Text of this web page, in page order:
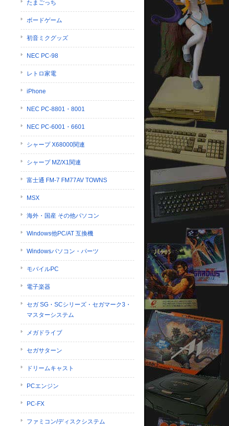
たまごっち
ボードゲーム
初音ミクグッズ
NEC PC-98
レトロ家電
iPhone
NEC PC-8801・8001
NEC PC-6001・6601
シャープ X68000関連
シャープ MZ/X1関連
富士通 FM-7 FM77AV TOWNS
MSX
海外・国産 その他パソコン
Windows他PC/AT 互換機
Windowsパソコン・パーツ
モバイルPC
電子楽器
セガ SG・SCシリーズ・セガマーク3・
マスターシステム
メガドライブ
セガサターン
ドリームキャスト
PCエンジン
PC-FX
ファミコン/ディスクシステム